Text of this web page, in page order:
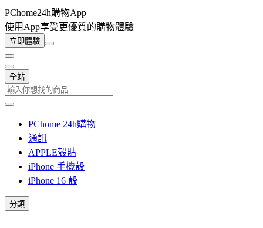
PChome24h購物App
使用App享受更優質的購物體驗
立即體驗
全站
PChome 24h購物
通訊
APPLE殼貼
iPhone 手機殼
iPhone 16 殼
分類